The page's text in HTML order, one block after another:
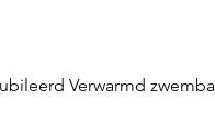
Verwarmd